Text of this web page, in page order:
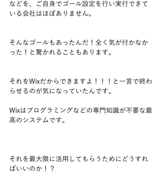
などを、ご自身でゴール設定を行い実行できて
いる会社はほぼありません。
そんなゴールもあったんだ！全く気が付かなか
った！と驚かれることもあります。
それをWixだからできますよ！！！と一言で終わ
らせるのが気になっていたんです。
Wixはプログラミングなどの専門知識が不要な最
高のシステムです。
それを最大限に活用してもらうためにどうすれ
ばいいのか！？